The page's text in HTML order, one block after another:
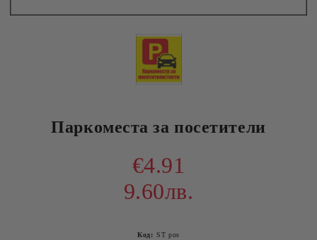
Паркоместа за посетители
€4.91
9.60лв.
Код: ST pos